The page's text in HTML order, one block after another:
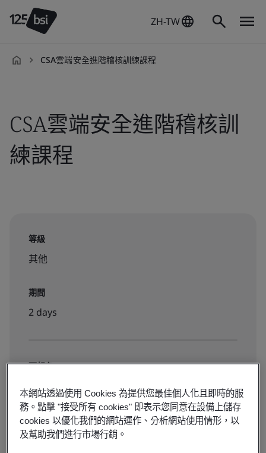
ZH-TW
CSA雲端安全進階稽核訓練課程
CSA雲端安全進階稽核訓
練課程
等級
其他
期間
2 days
可報名:
實體課程
包班課程需求
本網站透過使用 Cookies 為提供您最佳個人化且即時的服
務。點擊 "接受所有 cookies" 即表示您同意在設備上儲存
cookies 以優化我們的網站運作、分析網站使用情形，以
及幫助我們進行市場行銷。